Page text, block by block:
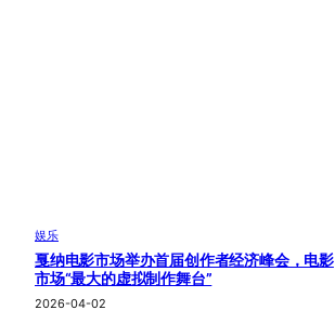
娱乐
戛纳电影市场举办首届创作者经济峰会，电影
市场“最大的虚拟制作舞台”
2026-04-02